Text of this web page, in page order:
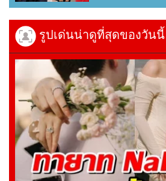
รูปเด่นน่าดูที่สุดของวันนี้